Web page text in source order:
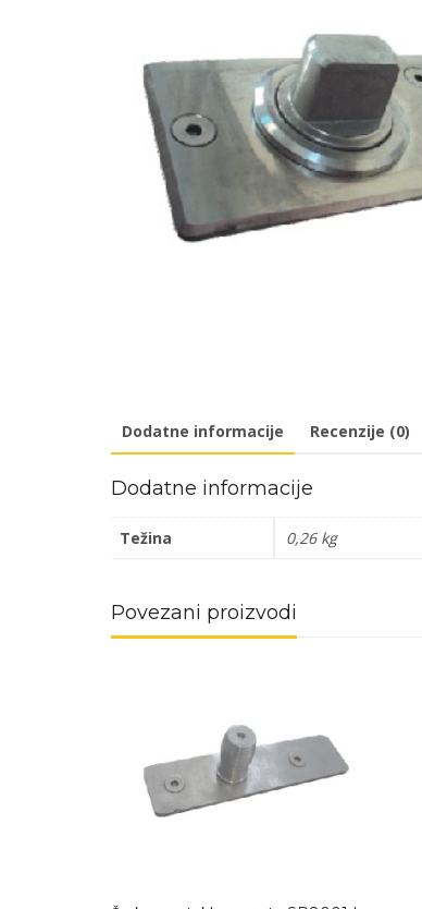
Dodatne informacije Recenzije (0)
Dodatne informacije
Težina 0,26 kg
Povezani proizvodi